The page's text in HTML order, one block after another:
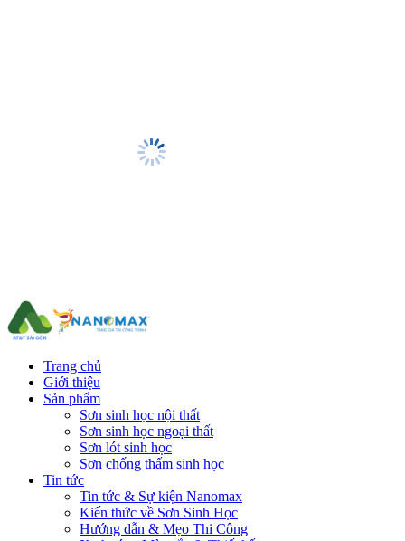
Trang chủ
Giới thiệu
Sản phẩm
Sơn sinh học nội thất
Sơn sinh học ngoại thất
Sơn lót sinh học
Sơn chống thấm sinh học
Tin tức
Tin tức & Sự kiện Nanomax
Kiến thức về Sơn Sinh Học
Hướng dẫn & Mẹo Thi Công